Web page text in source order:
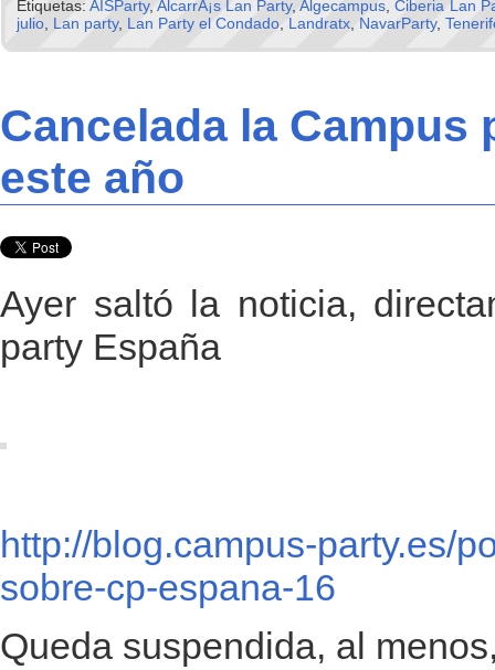
Etiquetas:AISParty,AlcarrÃ¡s Lan Party,Algecampus,Ciberia Lan
julio, Lan party, Lan Party el Condado, Landratx, NavarParty,
Cancelada la
este año
Ayer saltó la noticia,
party España
http://blog.campus-party.es/
sobre-cp-espana-16
Queda suspendida, al